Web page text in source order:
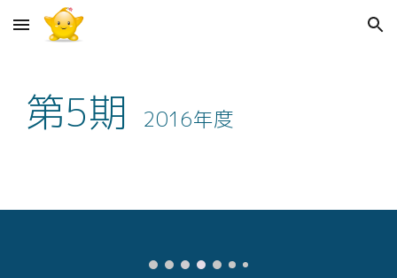
Skip to main content Skip to navigation
第5期 2016年度